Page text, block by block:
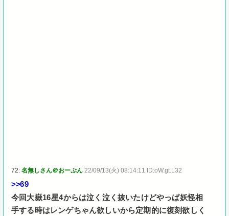
72:名無しさん＠おーぷん 22/09/13(火) 08:14:11 ID:oW.gt.L32
>>69
今回大嶽16星4からは泣く泣く抜いたけどやっぱ妖怪相
手する時はレンゲちゃん欲しいから定期的に復刻欲しく